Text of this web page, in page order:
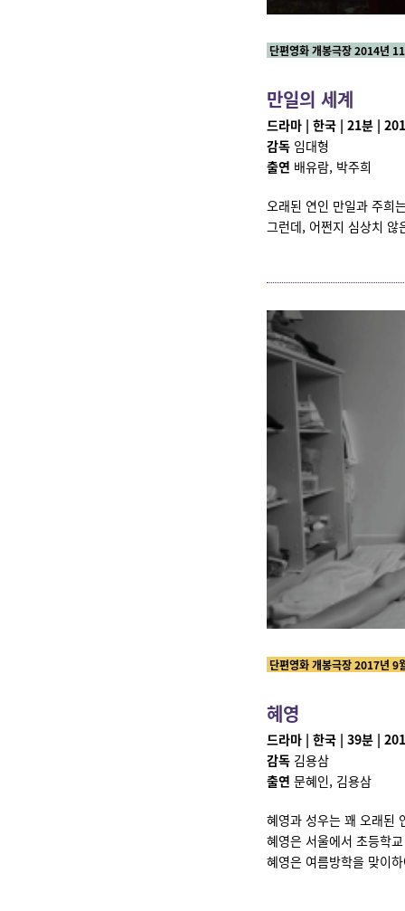
단편영화 개봉극장 2014년
만일의 세계
드라마 | 한국 | 21분 |
감독 임대형
출연 배유람, 박주희
오래된 연인 만일과 주희
그런데, 어쩐지 심상치 않
단편영화 개봉극장 2017년 9
혜영
드라마 | 한국 | 39분 |
감독 김용삼
출연 문혜인, 김용삼
혜영과 성우는 꽤 오래된
혜영은 서울에서 초등학
혜영은 여름방학을 맞이